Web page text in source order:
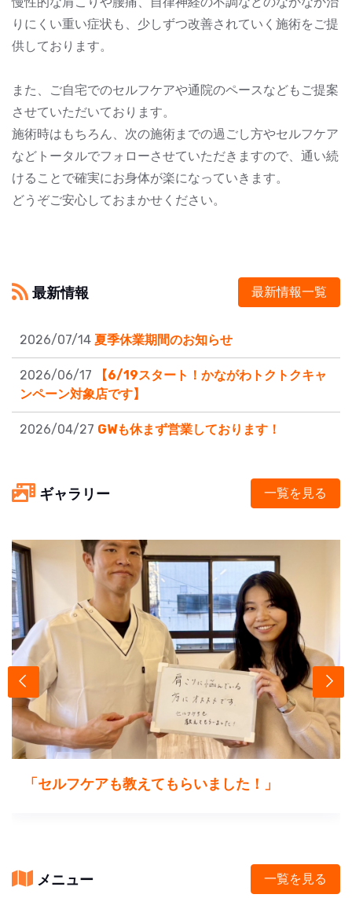
りにくい重い症状も、少しずつ改善されていく施術をご提
供しております。
また、ご自宅でのセルフケアや通院のペースなどもご提案
させていただいております。
施術時はもちろん、次の施術までの過ごし方やセルフケア
などトータルでフォローさせていただきますので、通い続
けることで確実にお身体が楽になっていきます。
どうぞご安心しておまかせください。
最新情報 最新情報一覧
2026/07/14 夏季休業期間のお知らせ
2026/06/17
【6/19スタート！かながわトクトクキャ
ンペーン対象店です】
2026/04/27 GWも休まず営業しております！
ギャラリー 一覧を見る
「セルフケアも教えてもらいました！」
メニュー 一覧を見る